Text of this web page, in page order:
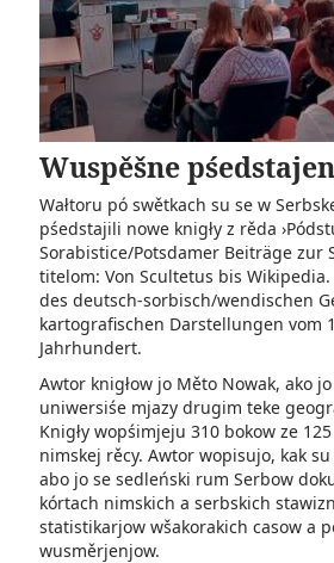
Wuspěšne
Wałtoru pó swětkach su se w
pśedstajili nowe knigły z rěda
Sorabistice/Potsdamer Beiträge zur
titelom: Von Scultetus bis
des deutsch-sorbisch/wendischen
kartografischen Darstellungen vom
Jahrhundert.
Awtor knigłow jo Měto Nowak, ako
uniwersiśe mjazy drugim teke
Knigły wopśimjeju 310 bokow ze
nimskej rěcy. Awtor wopisujo, kak
abo jo se sedleński rum Serbow
kórtach nimskich a serbskich
statistikarjow wšakorakich casow a
wusměrjenjow.